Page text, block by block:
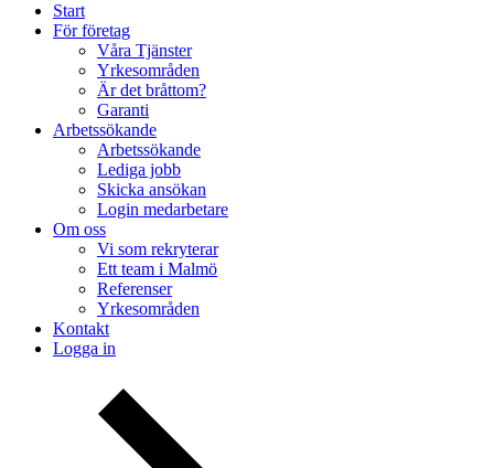
Start
För företag
Våra Tjänster
Yrkesområden
Är det bråttom?
Garanti
Arbetssökande
Arbetssökande
Lediga jobb
Skicka ansökan
Login medarbetare
Om oss
Vi som rekryterar
Ett team i Malmö
Referenser
Yrkesområden
Kontakt
Logga in